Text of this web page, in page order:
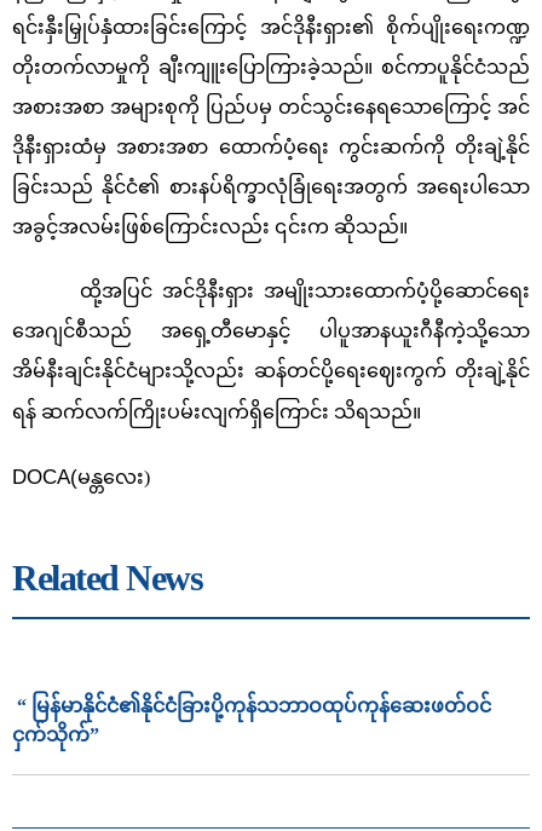
ရင်းနှီးမြှုပ်နှံထားခြင်းကြောင့် အင်ဒိုနီးရှား၏ စိုက်ပျိုးရေးကဏ္ဍ
တိုးတက်လာမှုကို ချီးကျူးပြောကြားခဲ့သည်။ စင်ကာပူနိုင်ငံသည်
အစားအစာ အများစုကို ပြည်ပမှ တင်သွင်းနေရသောကြောင့် အင်
ဒိုနီးရှားထံမှ အစားအစာ ထောက်ပံ့ရေး ကွင်းဆက်ကို တိုးချဲ့နိုင်
ခြင်းသည် နိုင်ငံ၏ စားနပ်ရိက္ခာလုံခြုံရေးအတွက် အရေးပါသော
အခွင့်အလမ်းဖြစ်ကြောင်းလည်း ၎င်းက ဆိုသည်။
ထို့အပြင် အင်ဒိုနီးရှား အမျိုးသားထောက်ပံ့ပို့ဆောင်ရေး
အေဂျင်စီသည် အရှေ့တီမောနှင့် ပါပူအာနယူးဂီနီကဲ့သို့သော
အိမ်နီးချင်းနိုင်ငံများသို့လည်း ဆန်တင်ပို့ရေးဈေးကွက် တိုးချဲ့နိုင်
ရန် ဆက်လက်ကြိုးပမ်းလျက်ရှိကြောင်း သိရသည်။
DOCA(မန္တလေး)
Related News
“ မြန်မာနိုင်ငံ၏နိုင်ငံခြားပို့ကုန်သဘာဝထုပ်ကုန်ဆေးဖတ်ဝင်
ငှက်သိုက်”